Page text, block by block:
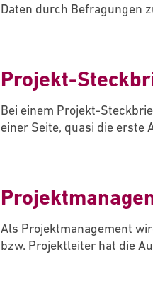
Daten durch Befragungen
Projekt-
Bei einem Projekt-
einer Seite, quasi die erste
Als Projektmanagement
bzw. Projektleiter hat die